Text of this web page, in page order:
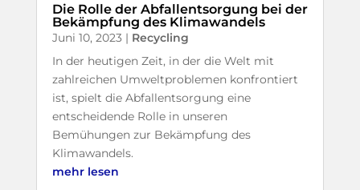
Die Rolle der Abfallentsorgung bei der
Bekämpfung des Klimawandels
Juni 10, 2023| Recycling
In der heutigen Zeit, in der die Welt mit
zahlreichen Umweltproblemen konfrontiert
ist, spielt die Abfallentsorgung eine
entscheidende Rolle in unseren
Bemühungen zur Bekämpfung des
Klimawandels.
mehr lesen